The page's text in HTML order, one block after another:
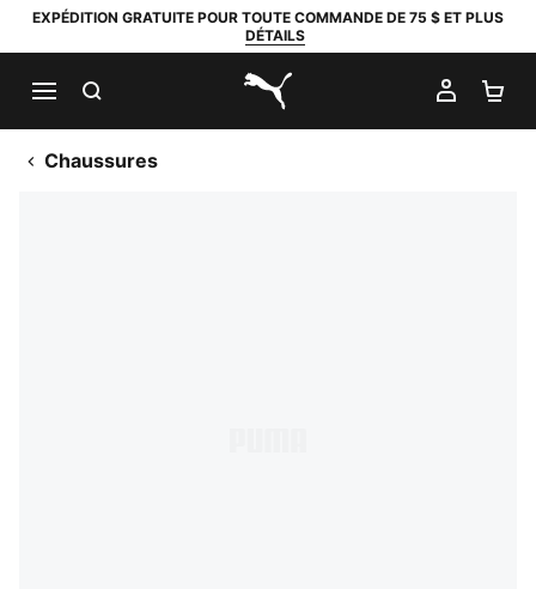
EXPÉDITION GRATUITE POUR TOUTE COMMANDE DE 75 $ ET PLUS
DÉTAILS
PUMA.com
MON
Chaussures